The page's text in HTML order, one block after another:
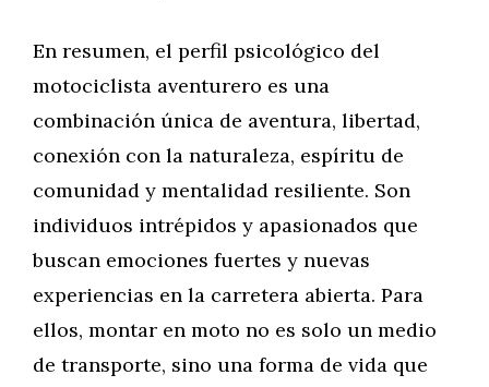
En resumen, el perfil psicológico del
motociclista aventurero es una
combinación única de aventura, libertad,
conexión con la naturaleza, espíritu de
comunidad y mentalidad resiliente. Son
individuos intrépidos y apasionados que
buscan emociones fuertes y nuevas
experiencias en la carretera abierta. Para
ellos, montar en moto no es solo un medio
de transporte, sino una forma de vida que